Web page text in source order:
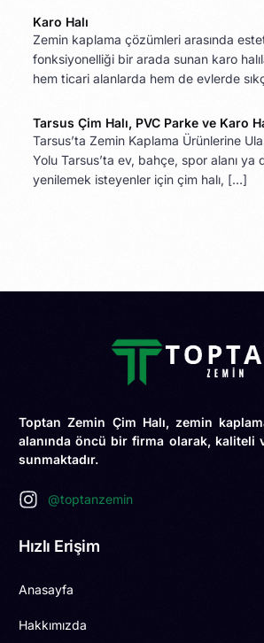
Karo Halı
Zemin kaplama çözümleri arasında
fonksiyonelliği bir arada sunan karo
hem ticari alanlarda hem de evlerde
Tarsus Çim Halı, PVC Parke ve Karo
Tarsus’ta Zemin Kaplama Ürünlerine
Yolu Tarsus’ta ev, bahçe, spor alanı ya
yenilemek isteyenler için çim halı, […]
Toptan Zemin Çim Halı, zemin
alanında öncü bir firma olarak, kaliteli
sunmaktadır.
@toptanzemin
Hızlı Erişim
Anasayfa
Hakkımızda